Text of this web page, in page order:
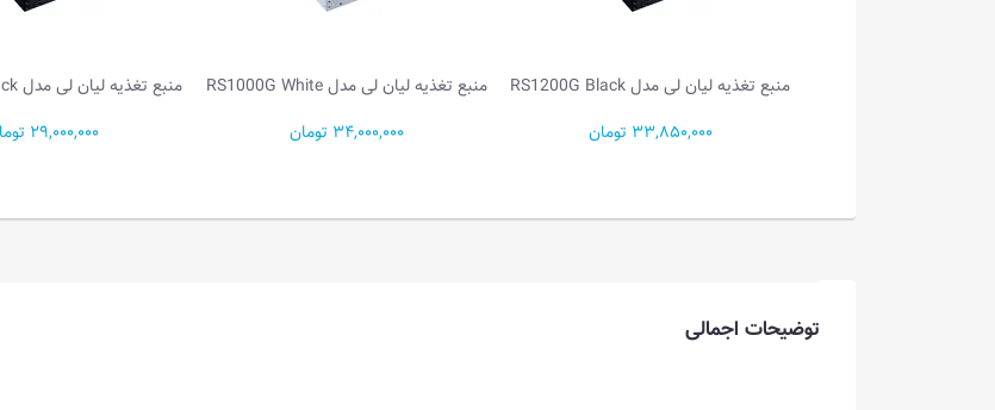
منبع تغذیه لیان لی مدل RS1200G Black
منبع تغذیه لیان لی مدل RS1000G White
منبع تغذیه لیان لی مدل RS1000G Black
توضیحات اجمالی